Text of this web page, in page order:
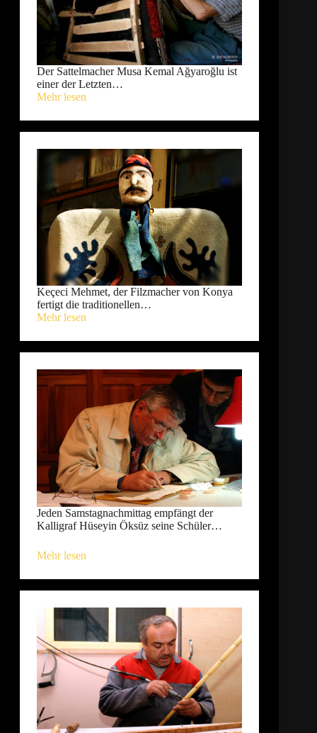
Der Sattelmacher Musa Kemal Ağyaroğlu ist
einer der Letzten…
Mehr lesen
Keçeci Mehmet, der Filzmacher von Konya
fertigt die traditionellen…
Mehr lesen
Jeden Samstagnachmittag empfängt der
Kalligraf Hüseyin Öksüz seine Schüler…
Mehr lesen